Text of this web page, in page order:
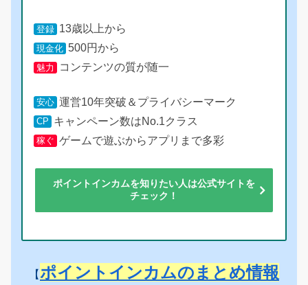
登録 13歳以上から
現金化 500円から
魅力 コンテンツの質が随一
安心 運営10年突破＆プライバシーマーク
CP キャンペーン数はNo.1クラス
稼ぐ ゲームで遊ぶからアプリまで多彩
ポイントインカムを知りたい人は公式サイトを
チェック！
【ポイントインカムのまとめ情報